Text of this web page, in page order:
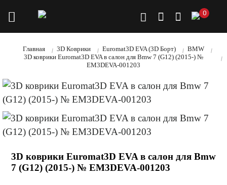
0
Главная 3D Коврики Euromat3D EVA (3D Борт)
BMW
3D коврики Euromat3D EVA в салон для Bmw 7 (G12) (2015-) №
EM3DEVA-001203
3D коврики Euromat3D EVA в салон для Bmw
7 (G12) (2015-) № EM3DEVA-001203